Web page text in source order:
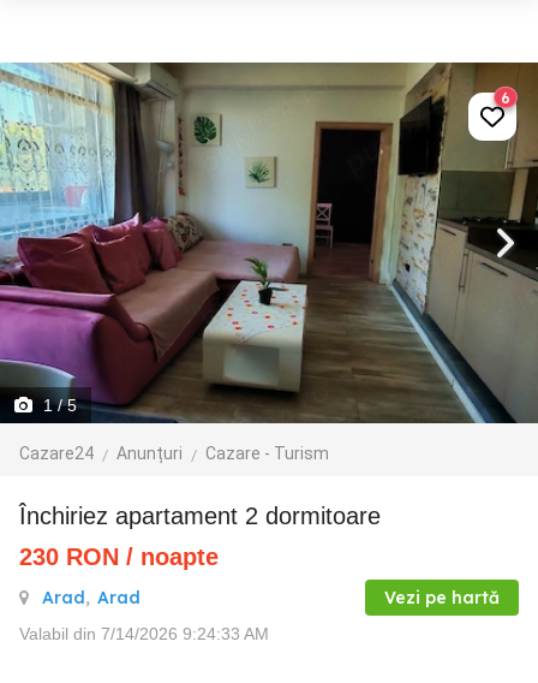
1/ 5
Cazare24 Anunțuri Cazare - Turism
6
Închiriez apartament 2 dormitoare
230 RON / noapte
Arad, Arad Vezi pe hartă
Valabil din 7/14/2026 9:24:33 AM